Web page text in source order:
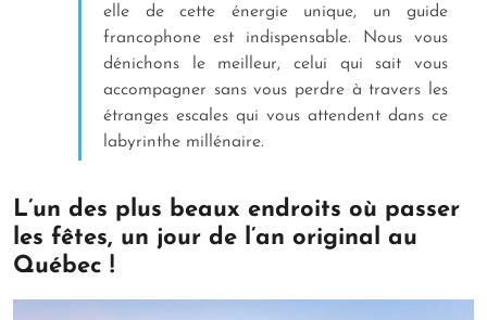
elle de cette énergie unique, un guide
francophone est indispensable. Nous vous
dénichons le meilleur, celui qui sait vous
accompagner sans vous perdre à travers les
étranges escales qui vous attendent dans ce
labyrinthe millénaire.
L’un des plus beaux endroits où passer
les fêtes, un jour de l’an original au
Québec !